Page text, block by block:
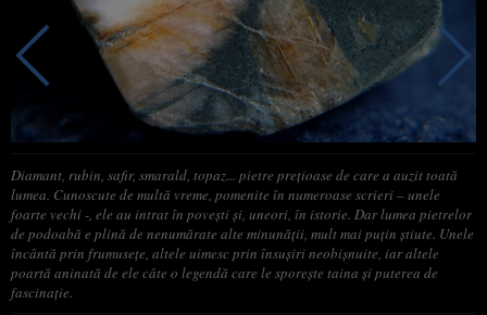
Diamant, rubin, safir, smarald, topaz... pietre preţioase de care a auzit toată
lumea. Cunoscute de multă vreme, pomenite în numeroase scrieri – unele
foarte vechi -, ele au intrat în poveşti şi, uneori, în istorie. Dar lumea pietrelor
de podoabă e plină de nenumărate alte minunăţii, mult mai puţin ştiute. Unele
încântă prin frumuseţe, altele uimesc prin însuşiri neobişnuite, iar altele
poartă aninată de ele câte o legendă care le sporeşte taina şi puterea de
fascinaţie.